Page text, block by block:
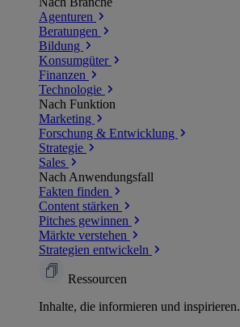
Agenturen
Beratungen
Bildung
Konsumgüter
Finanzen
Technologie
Nach Funktion
Marketing
Forschung & Entwicklung
Strategie
Sales
Nach Anwendungsfall
Fakten finden
Content stärken
Pitches gewinnen
Märkte verstehen
Strategien entwickeln
Ressourcen
Inhalte, die informieren und inspirieren.